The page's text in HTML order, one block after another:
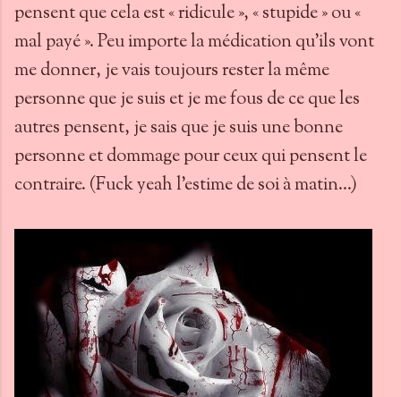
pensent que cela est « ridicule », « stupide » ou «
mal payé ». Peu importe la médication qu’ils vont
me donner, je vais toujours rester la même
personne que je suis et je me fous de ce que les
autres pensent, je sais que je suis une bonne
personne et dommage pour ceux qui pensent le
contraire. (Fuck yeah l’estime de soi à matin…)